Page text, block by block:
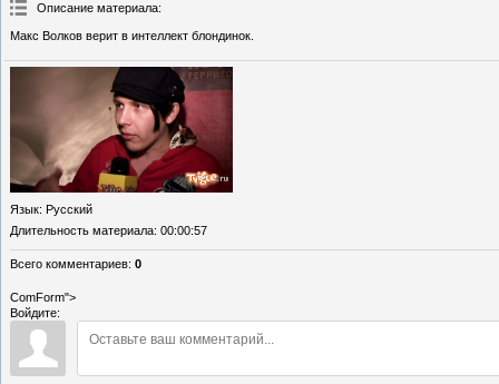
Описание материала:
Макс Волков верит в интеллект блондинок.
Язык: Русский
Длительность материала: 00:00:57
Всего комментариев: 0
ComForm">
Войдите: